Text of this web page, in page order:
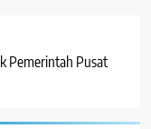
Pemerintah Pusat